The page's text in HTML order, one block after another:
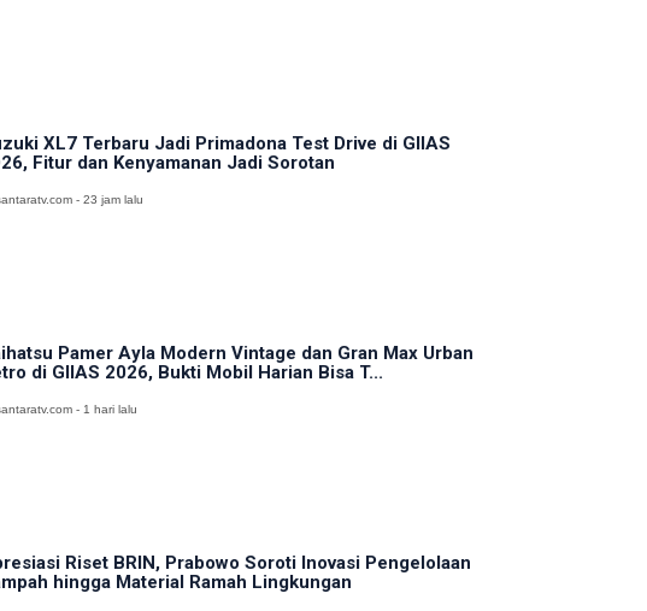
XL7 Terbaru Jadi Primadona Test Drive di GIIAS
Fitur dan Kenyamanan Jadi Sorotan
- 23 jam lalu
Pamer Ayla Modern Vintage dan Gran Max Urban
di GIIAS 2026, Bukti Mobil Harian Bisa T...
- 1 hari lalu
Riset BRIN, Prabowo Soroti Inovasi Pengelolaan
hingga Material Ramah Lingkungan